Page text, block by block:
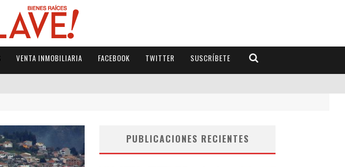
VENTA INMOBILIARIA FACEBOOK TWITTER SUSCRÍBETE
PUBLICACIONES RECIENTES